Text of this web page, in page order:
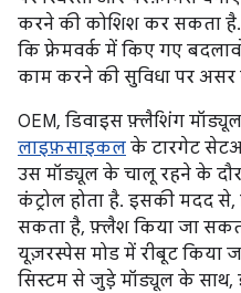
करने की कोशिश कर सकता
कि फ़्रेमवर्क में किए गए
काम करने की सुविधा पर असर
OEM, डिवाइस फ़्लैशिंग
लाइफ़साइकल के टारगेट
उस मॉड्यूल के चालू रहने के
कंट्रोल होता है. इसकी मदद
सकता है, फ़्लैश किया जा
यूज़रस्पेस मोड में रीबूट किया
सिस्टम से जुड़े मॉड्यूल के साथ,